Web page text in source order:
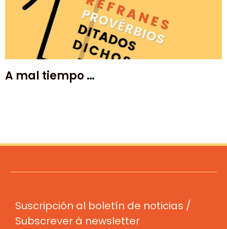
A mal tiempo …
Suscripción al boletín de noticias /
Subscrever à newsletter